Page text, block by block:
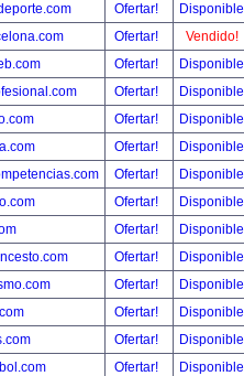
Ofertar!
Disponible
Ofertar!
Vendido!
Ofertar!
Disponible
Ofertar!
Disponible
Ofertar!
Disponible
Ofertar!
Disponible
Ofertar!
Disponible
Ofertar!
Disponible
Ofertar!
Disponible
Ofertar!
Disponible
Ofertar!
Disponible
Ofertar!
Disponible
Ofertar!
Disponible
Ofertar!
Disponible